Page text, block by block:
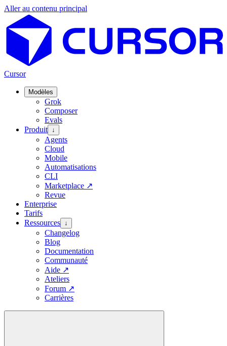
Aller au contenu principal
Cursor
Modèles
Grok
Composer
Evals
Produit ↓
Agents
Cloud
Mobile
Automatisations
CLI
Marketplace ↗
Revue
Enterprise
Tarifs
Ressources ↓
Changelog
Blog
Documentation
Communauté
Aide ↗
Ateliers
Forum ↗
Carrières